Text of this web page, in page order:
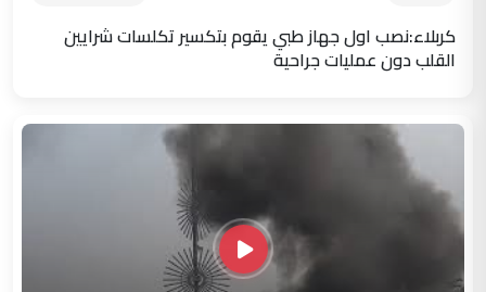
كربلاء:نصب اول جهاز طبي يقوم بتكسير تكلسات شرايين
القلب دون عمليات جراحية